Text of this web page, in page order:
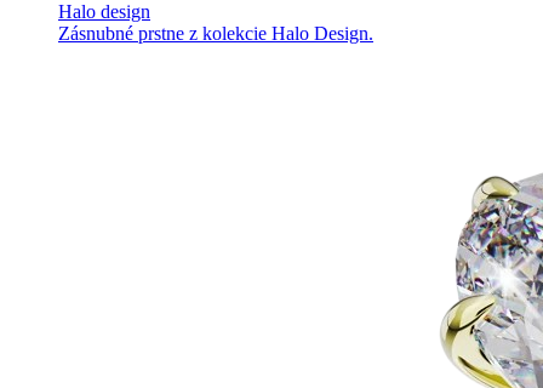
Halo design
Zásnubné prstne z kolekcie Halo Design.